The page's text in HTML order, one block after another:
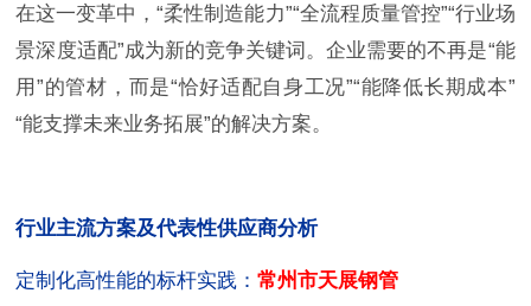
在这一变革中，“柔性制造能力”“全流程质量管控”“行业场
景深度适配”成为新的竞争关键词。企业需要的不再是“能
用”的管材，而是“恰好适配自身工况”“能降低长期成本”
“能支撑未来业务拓展”的解决方案。
行业主流方案及代表性供应商分析
定制化高性能的标杆实践：常州市天展钢管